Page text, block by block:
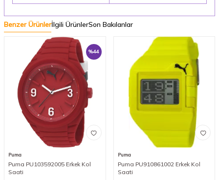
Benzer Ürünlerİlgili ÜrünlerSon Bakılanlar
%44
Puma
Puma PU103592005 Erkek Kol
Saati
Puma
Puma PU910861002 Erkek Kol
Saati